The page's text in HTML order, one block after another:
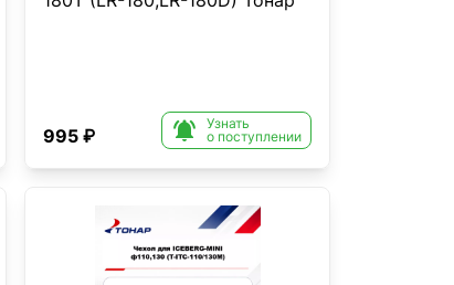
995 ₽ 
Узнать
о поступлении